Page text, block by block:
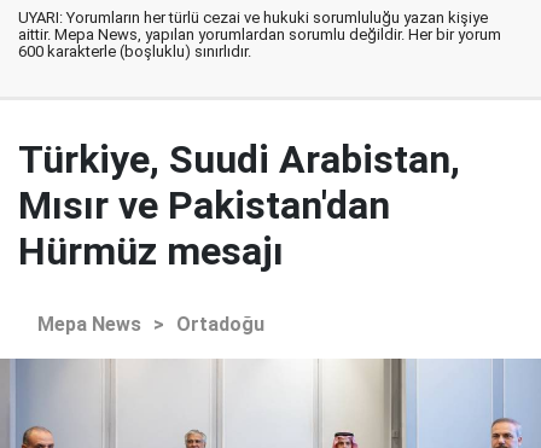
UYARI: Yorumların her türlü cezai ve hukuki sorumluluğu yazan kişiye
aittir. Mepa News, yapılan yorumlardan sorumlu değildir. Her bir yorum
600 karakterle (boşluklu) sınırlıdır.
Türkiye, Suudi Arabistan,
Mısır ve Pakistan'dan
Hürmüz mesajı
Mepa News > Ortadoğu